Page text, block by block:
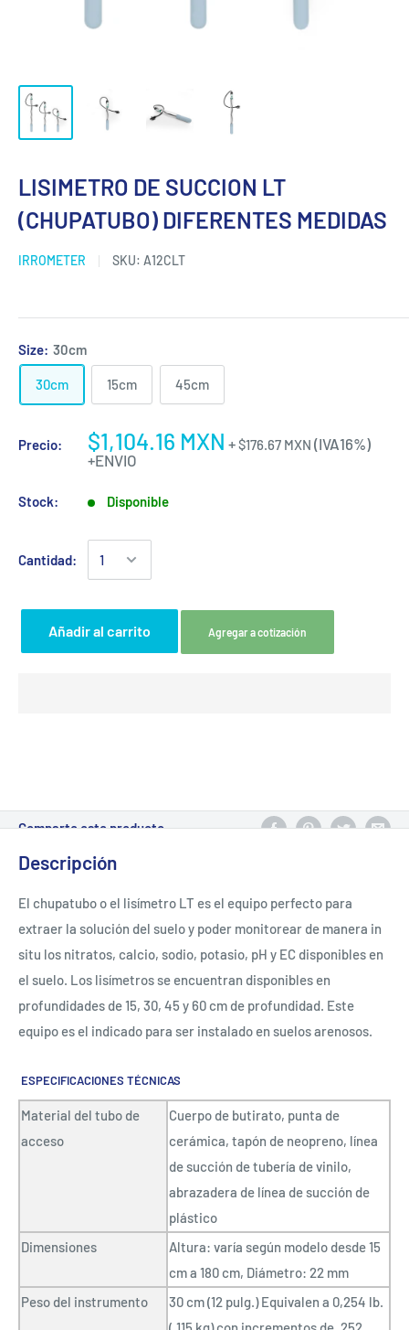
LISIMETRO DE SUCCION LT
(CHUPATUBO) DIFERENTES MEDIDAS
IRROMETER SKU: A12CLT
Size: 30cm
30cm 15cm 45cm
Precio: $1,104.16 MXN +$176.67 MXN (IVA16%)
+ENVIO
Stock: Disponible
Cantidad:
Añadir al carrito Agregar a cotización
Comparte este producto
Descripción
El chupatubo o el lisímetro LT es el equipo perfecto para
extraer la solución del suelo y poder monitorear de manera in
situ los nitratos, calcio, sodio, potasio, pH y EC disponibles en
el suelo. Los lisímetros se encuentran disponibles en
profundidades de 15, 30, 45 y 60 cm de profundidad. Este
equipo es el indicado para ser instalado en suelos arenosos.
ESPECIFICACIONES TÉCNICAS
Material del tubo de
acceso
Cuerpo de butirato, punta de
cerámica, tapón de neopreno, línea
de succión de tubería de vinilo,
abrazadera de línea de succión de
plástico
Dimensiones
Altura: varía según modelo desde 15
cm a 180 cm, Diámetro: 22 mm
Peso del instrumento
30 cm (12 pulg.) Equivalen a 0,254 lb.